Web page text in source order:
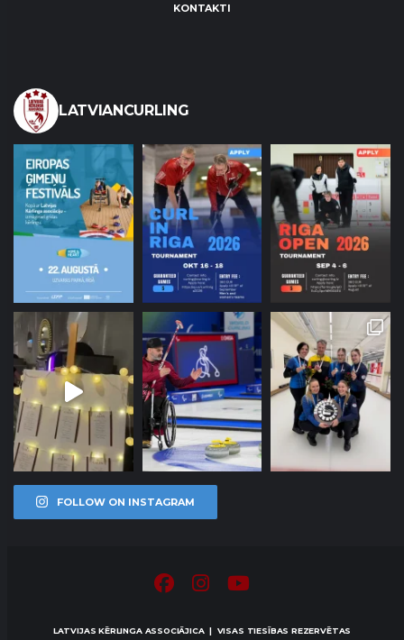
KONTAKTI
LATVIANCURLING
FOLLOW ON INSTAGRAM
LATVIJAS KĒRLINGA ASSOCIĀJICA | VISAS TIESĪBAS REZERVĒTAS